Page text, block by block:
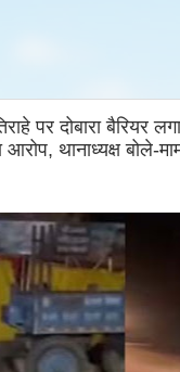
पर दोबारा बैरियर
थानाध्यक्ष बोले-